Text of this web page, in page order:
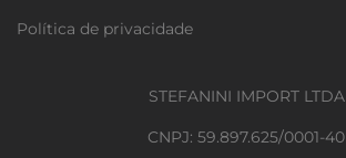
Política de privacidade
STEFANINI IMPORT LTDA
CNPJ: 59.897.625/0001-40